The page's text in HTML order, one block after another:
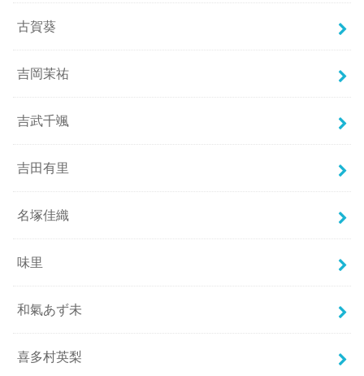
古賀葵
吉岡茉祐
吉武千颯
吉田有里
名塚佳織
味里
和氣あず未
喜多村英梨